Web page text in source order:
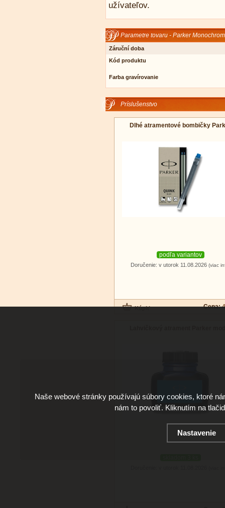
užívateľov.
Parametre tovaru - Parker
Záruční doba
Kód produktu
Farba gravírovanie
Príslušenstvo
Dlhé atramentové bombičky
podľa variantov
Doručenie: v utorok 11.08.2026 (viac
Cena:
Naše webové stránky používajú súbory cookies, ktoré
nám to povoliť. Kliknutím na
Nastavenie